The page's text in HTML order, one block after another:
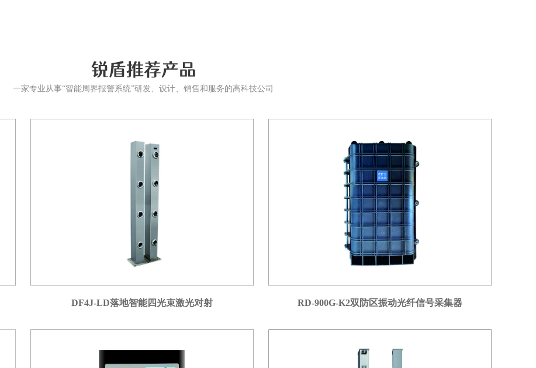
一家专业从事“智能周界报警系统”研发、设计、销售和服务的高科技公司
DF4J-LD落地智能四光束激光对射 RD-900G-K2双防区振动光纤信号采集器